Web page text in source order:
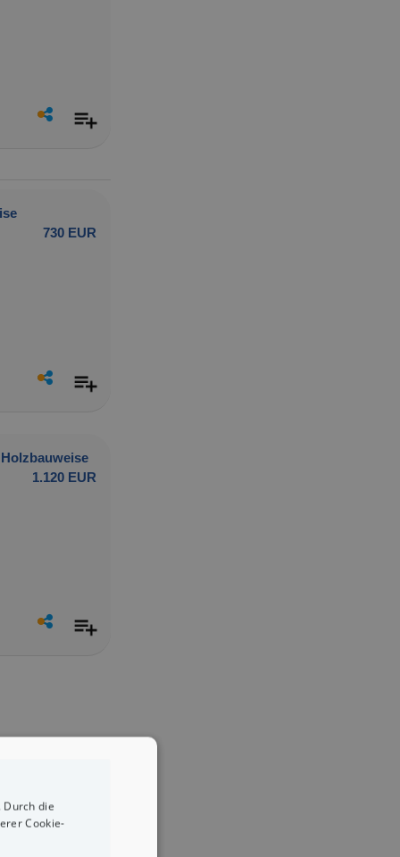
730 EUR
1.120 EUR
die
Cookie-